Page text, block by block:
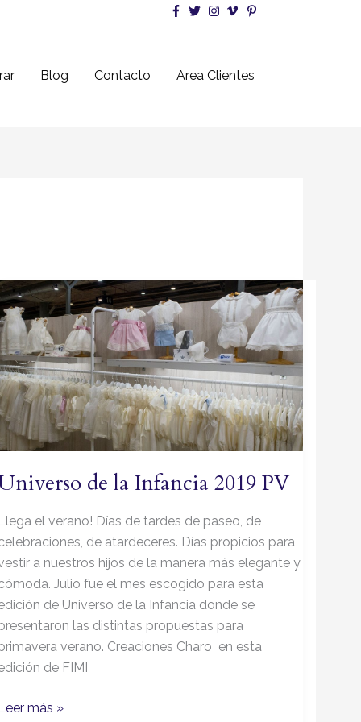
Blog Contacto Area Clientes
de la Infancia 2019 PV
Llega el verano! Días de tardes de paseo, de
de atardeceres. Días propicios para
a nuestros hijos de la manera más elegante y
Julio fue el mes escogido para esta
de Universo de la Infancia donde se
las distintas propuestas para
verano. Creaciones Charo en esta
de FIMI
de
Infancia
más »